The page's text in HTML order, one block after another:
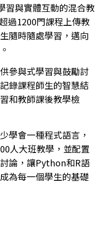
習與實體互動的混合教
過1200門課程上傳教
隨時隨處學習，邁向
參與式學習與鼓勵討
錄課程師生的智慧結
和教師課後教學檢
學會一種程式語言，
人大班教學，並配置
論，讓Python和R語
為每一個學生的基礎